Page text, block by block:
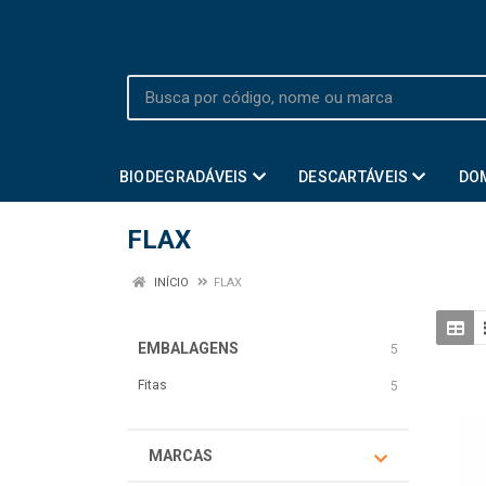
BIODEGRADÁVEIS DESCARTÁVEIS
FLAX
INÍCIO FLAX
EMBALAGENS 5
Fitas 5
MARCAS